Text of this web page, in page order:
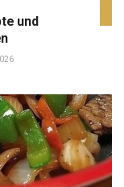
und